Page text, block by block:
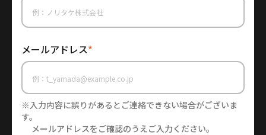
メールアドレス*
※入力内容に誤りがあるとご連絡できない場合がございま
す。
メールアドレスをご確認のうえご入力ください。